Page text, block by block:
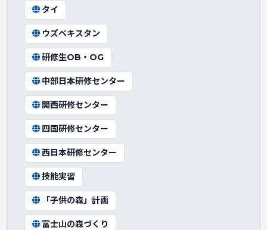
タイ
ウズベキスタン
研修生OB・OG
中部日本研修センター
関西研修センター
四国研修センター
西日本研修センター
技能実習
「子供の森」計画
富士山の森づくり